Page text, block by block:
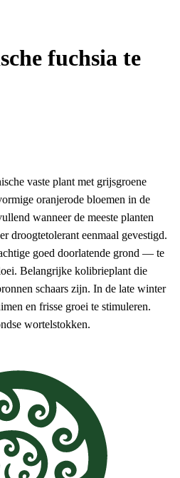
fuchsia te
vaste plant met grijsgroene
oranjerode bloemen in de
wanneer de meeste planten
droogtetolerant eenmaal gevestigd.
goed doorlatende grond — te
Belangrijke kolibrieplant die
schaars zijn. In de late winter
en frisse groei te stimuleren.
wortelstokken.